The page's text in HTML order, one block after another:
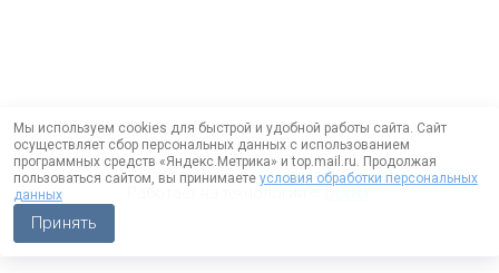
Мы используем cookies для быстрой и удобной работы сайта. Сайт
осуществляет сбор персональных данных с использованием
программных средств «Яндекс.Метрика» и top.mail.ru. Продолжая
пользоваться сайтом, вы принимаете условия обработки персональных
данных
Принять